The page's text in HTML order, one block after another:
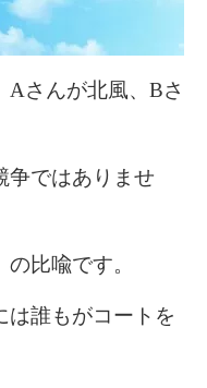
Aさんが北風、 Bさ
争ではありませ
比喩です。
は誰もがコートを